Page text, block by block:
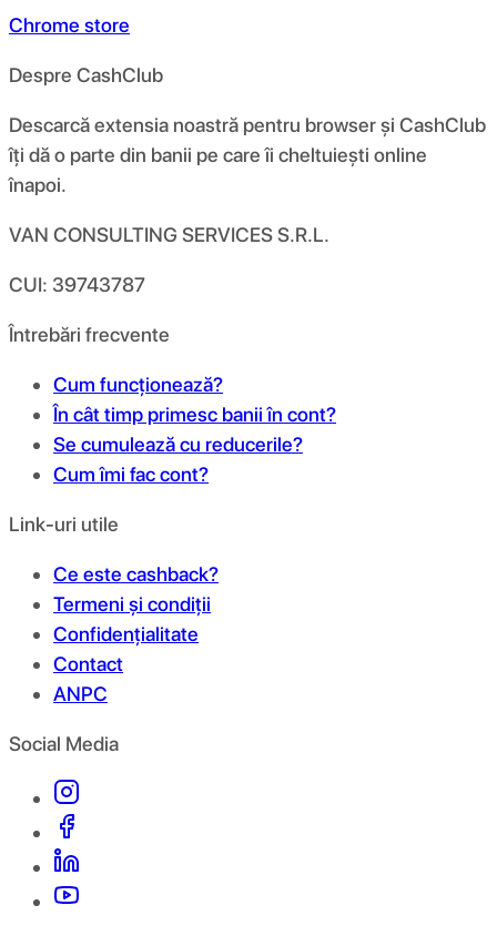
Chrome store
Despre CashClub
Descarcă extensia noastră pentru browser și CashClub
îți dă o parte din banii pe care îi cheltuiești online
înapoi.
VAN CONSULTING SERVICES S.R.L.
CUI: 39743787
Întrebări frecvente
Cum funcționează?
În cât timp primesc banii în cont?
Se cumulează cu reducerile?
Cum îmi fac cont?
Link-uri utile
Ce este cashback?
Termeni și condiții
Confidențialitate
Contact
ANPC
Social Media